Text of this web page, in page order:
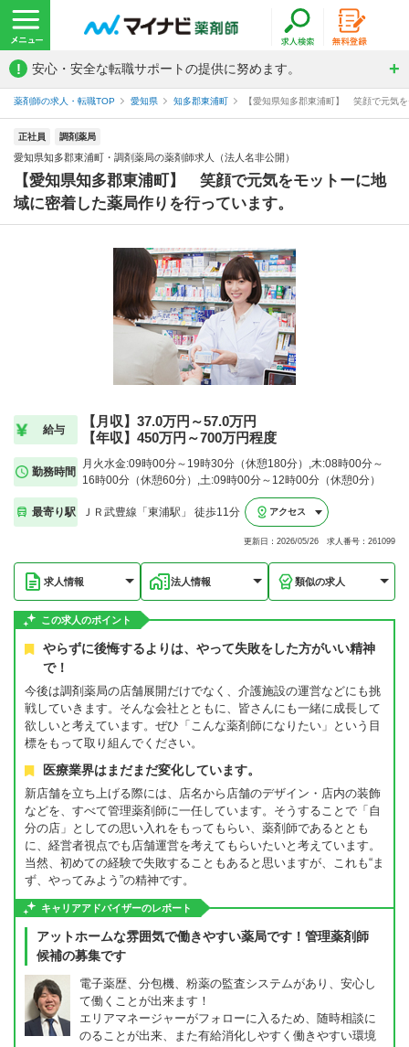
! 安心・安全な転職サポートの提供に努めます。
薬剤師の求人・転職TOP 愛知県 知多郡東浦町 【愛知県知多郡東浦町】 笑顔で元気
正社員 調剤薬局
愛知県知多郡東浦町・調剤薬局の薬剤師求人（法人名非公開）
【愛知県知多郡東浦町】 笑顔で元気をモットーに地
域に密着した薬局作りを行っています。
給与
【月収】37.0万円～57.0万円
【年収】450万円～700万円程度
勤務時間
月火水金:09時00分～19時30分（休憩180分）,木:08時00分～
16時00分（休憩60分）,土:09時00分～12時00分（休憩0分）
最寄り駅 ＪＲ武豊線「東浦駅」 徒歩11分 アクセス
更新日：2026/05/26 求人番号：261099
求人情報 法人情報 類似の求人
この求人のポイント
やらずに後悔するよりは、やって失敗をした方がいい精神
で！
今後は調剤薬局の店舗展開だけでなく、介護施設の運営などにも挑
戦していきます。そんな会社とともに、皆さんにも一緒に成長して
欲しいと考えています。ぜひ「こんな薬剤師になりたい」という目
標をもって取り組んでください。
医療業界はまだまだ変化しています。
新店舗を立ち上げる際には、店名から店舗のデザイン・店内の装飾
などを、すべて管理薬剤師に一任しています。そうすることで「自
分の店」としての思い入れをもってもらい、薬剤師であるととも
に、経営者視点でも店舗運営を考えてもらいたいと考えています。
当然、初めての経験で失敗することもあると思いますが、これも“ま
ず、やってみよう”の精神です。
キャリアアドバイザーのレポート
アットホームな雰囲気で働きやすい薬局です！管理薬剤師
候補の募集です
電子薬歴、分包機、粉薬の監査システムがあり、安心し
て働くことが出来ます！
エリアマネージャーがフォローに入るため、随時相談に
のることが出来、また有給消化しやすく働きやすい環境